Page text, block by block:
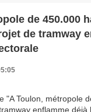
de 450.000
de tramway